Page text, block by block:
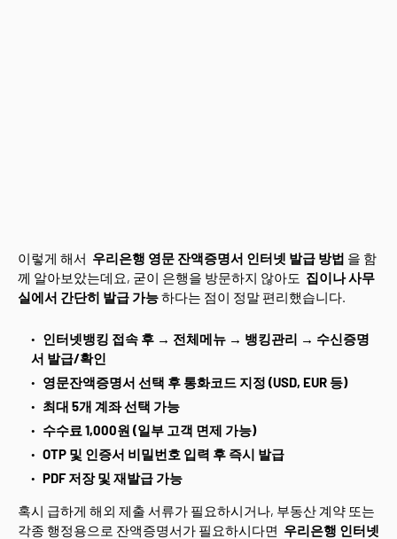
이렇게 해서 우리은행 영문 잔액증명서 인터넷 발급 방법 을 함
께 알아보았는데요, 굳이 은행을 방문하지 않아도 집이나 사무
실에서 간단히 발급 가능하다는 점이 정말 편리했습니다.
인터넷뱅킹 접속 후 → 전체메뉴 → 뱅킹관리 → 수신증명
서 발급/확인
영문잔액증명서 선택 후 통화코드 지정 (USD, EUR 등)
최대 5개 계좌 선택 가능
수수료 1,000원 (일부 고객 면제 가능)
OTP 및 인증서 비밀번호 입력 후 즉시 발급
PDF 저장 및 재발급 가능
혹시 급하게 해외 제출 서류가 필요하시거나, 부동산 계약 또는
각종 행정용으로 잔액증명서가 필요하시다면 우리은행 인터넷